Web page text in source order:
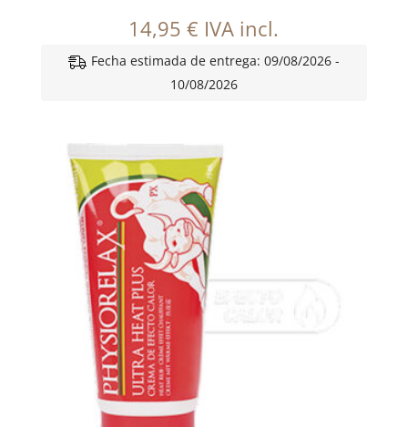
14,95€ IVA incl.
Fecha estimada de entrega: 09/08/2026 -
10/08/2026